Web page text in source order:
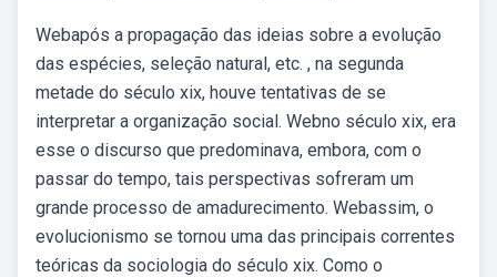
Webapós a propagação das ideias sobre a evolução
das espécies, seleção natural, etc. , na segunda
metade do século xix, houve tentativas de se
interpretar a organização social. Webno século xix, era
esse o discurso que predominava, embora, com o
passar do tempo, tais perspectivas sofreram um
grande processo de amadurecimento. Webassim, o
evolucionismo se tornou uma das principais correntes
teóricas da sociologia do século xix. Como o